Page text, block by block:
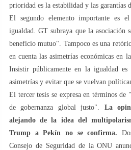
prioridad es la estabilidad y las garantías
El segundo elemento importante es
igualdad. GT subraya que la asociación
beneficio mutuo". Tampoco es una
en cuenta las asimetrías económicas en
Insistir públicamente en la igualdad es
asimetrías y evitar que se vuelvan
El tercer tesis se expresa en términos
de gobernanza global justo". La
alejando de la idea del
Trump a Pekín no se confirma.
Consejo de Seguridad de la ONU